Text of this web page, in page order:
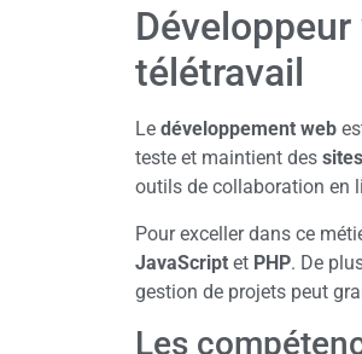
télétravail
Le développement web
teste et maintient des
outils de collaboration en
Pour exceller dans ce
JavaScript et PHP. De
gestion de projets peut
Les